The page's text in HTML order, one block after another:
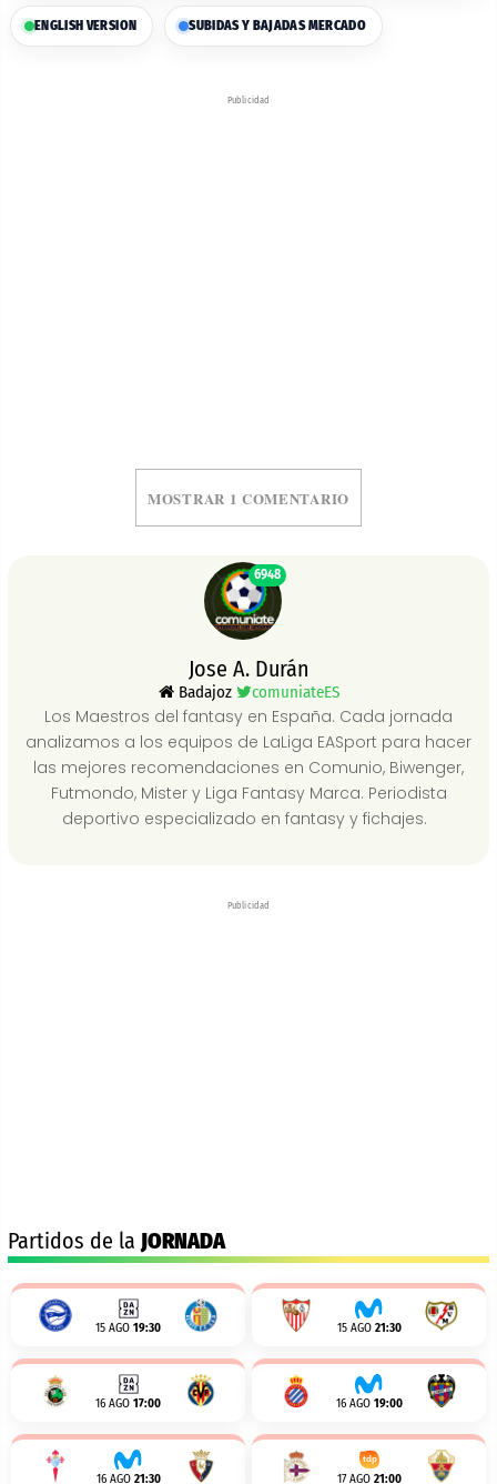
ENGLISH VERSION SUBIDAS Y BAJADAS MERCADO
Publicidad
MOSTRAR 1 COMENTARIO
6948
Jose A. Durán
Badajoz comuniateES
Los Maestros del fantasy en España. Cada jornada
analizamos a los equipos de LaLiga EASport para hacer
las mejores recomendaciones en Comunio, Biwenger,
Futmondo, Mister y Liga Fantasy Marca. Periodista
deportivo especializado en fantasy y fichajes.
Publicidad
Partidos de la JORNADA
15 AGO 19:30 15 AGO 21:30
16 AGO 17:00 16 AGO 19:00
16 AGO 21:30 17 AGO 21:00